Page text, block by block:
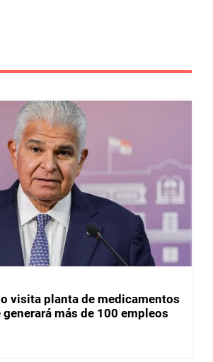
visita planta de medicamentos
más de 100 empleos